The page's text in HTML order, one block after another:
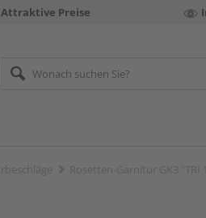
Attraktive Preise